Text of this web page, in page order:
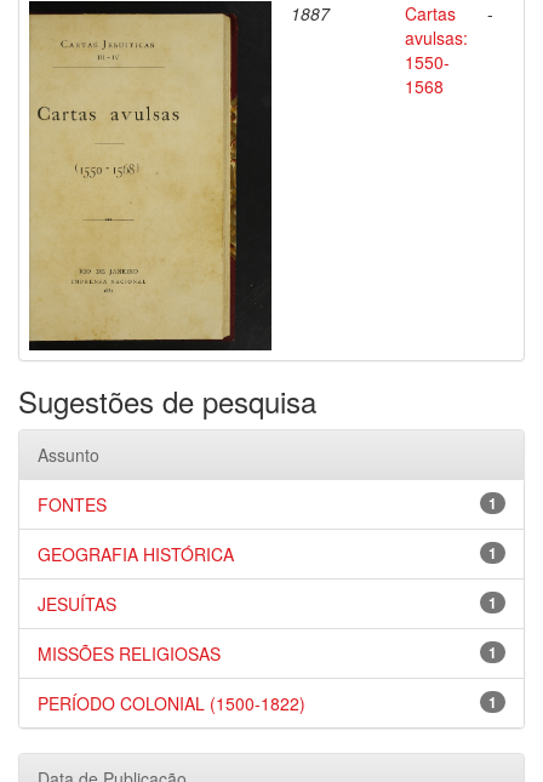
1887
Cartas
avulsas:
1550-
1568
-
Sugestões de pesquisa
Assunto
1
FONTES
1
GEOGRAFIA HISTÓRICA
1
JESUÍTAS
1
MISSÕES RELIGIOSAS
1
PERÍODO COLONIAL (1500-1822)